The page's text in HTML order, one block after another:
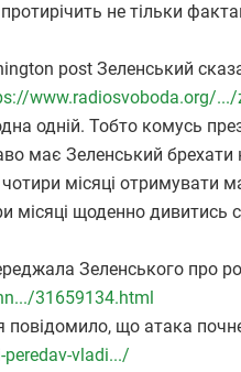
не тільки
post Зеленський
www.radiosvoboda.org/.../
одній. Тобто комусь
має Зеленський брехати
місяці отримувати
щоденно дивитись
Зеленського про
31659134.html
повідомило, що атака
vladi.../